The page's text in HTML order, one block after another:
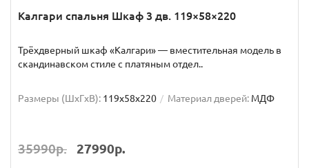
Калгари спальня Шкаф 3 дв. 119×58×220
Трёхдверный шкаф «Калгари» — вместительная модель в
скандинавском стиле с платяным отдел..
Размеры (ШxГxВ): 119x58x220 Материал дверей: МДФ
35990р. 27990р.